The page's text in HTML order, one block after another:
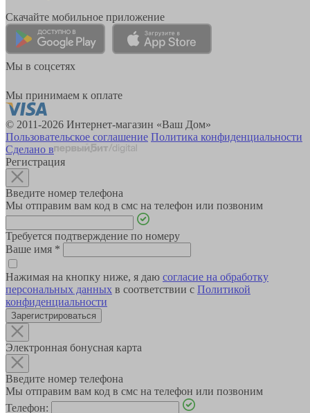
Скачайте мобильное приложение
Мы в соцсетях
Мы принимаем к оплате
© 2011-2026 Интернет-магазин «Ваш Дом»
Пользовательское соглашение Политика конфиденциальности
Сделано в
Регистрация
Введите номер телефона
Мы отправим вам код в смс на телефон или позвоним
Требуется подтверждение по номеру
Ваше имя *
Нажимая на кнопку ниже, я даю согласие на обработку
персональных данных в соответствии с Политикой
конфиденциальности
Зарегистрироваться
Электронная бонусная карта
Введите номер телефона
Мы отправим вам код в смс на телефон или позвоним
Телефон: